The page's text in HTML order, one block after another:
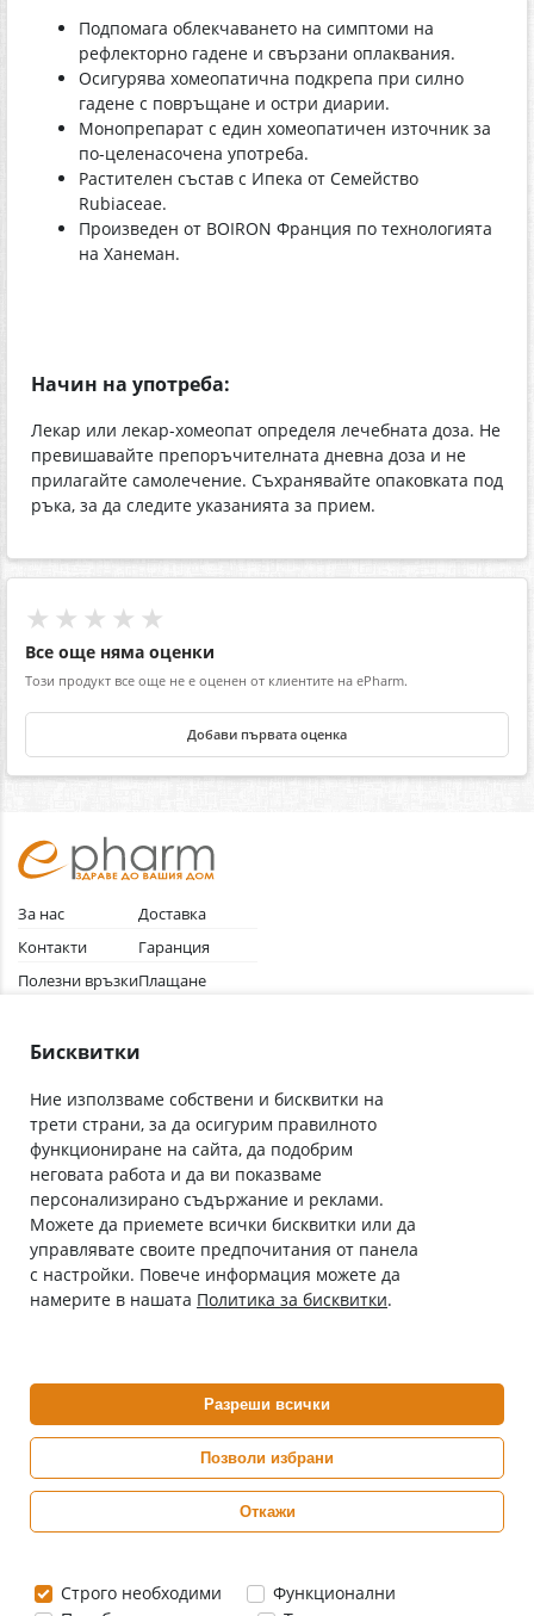
Подпомага облекчаването на симптоми на
рефлекторно гадене и свързани оплаквания.
Осигурява хомеопатична подкрепа при силно
гадене с повръщане и остри диарии.
Монопрепарат с един хомеопатичен източник за
по-целенасочена употреба.
Растителен състав с Ипека от Семейство
Rubiaceae.
Произведен от BOIRON Франция по технологията
на Ханеман.
Начин на употреба:
Лекар или лекар-хомеопат определя лечебната доза. Не
превишавайте препоръчителната дневна доза и не
прилагайте самолечение. Съхранявайте опаковката под
ръка, за да следите указанията за прием.
★★★★★
Все още няма оценки
Този продукт все още не е оценен от клиентите на ePharm.
Добави първата оценка
За нас
Контакти
Полезни връзки
Общи условия
Доставка
Гаранция
Плащане
Абонирай се за нашия бюлетин
С абонамента се съгласявам сПолитиката за лични данни.
Онлайн аптека, част от аптеки „Ванчева“
ePharm е лицензирана онлайн аптека от
Изпълнителна Агенция по Лекарствата
0882 444 666
Бисквитки
Ние използваме собствени и бисквитки на
трети страни, за да осигурим правилното
функциониране на сайта, да подобрим
неговата работа и да ви показваме
персонализирано съдържание и реклами.
Можете да приемете всички бисквитки или да
управлявате своите предпочитания от панела
с настройки. Повече информация можете да
намерите в нашата Политика за бисквитки.
Разреши всички
Позволи избрани
Откажи
Строго необходими
Функционални